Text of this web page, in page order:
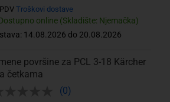
online (Skladište: Njemačka)
14.08.2026 do 20.08.2026
Troškovi dostave
površine za PCL 3-18 Kärcher
četkama
(0)